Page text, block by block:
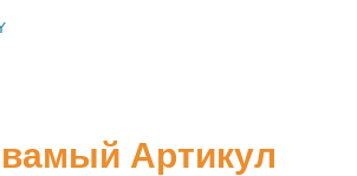
Артикул